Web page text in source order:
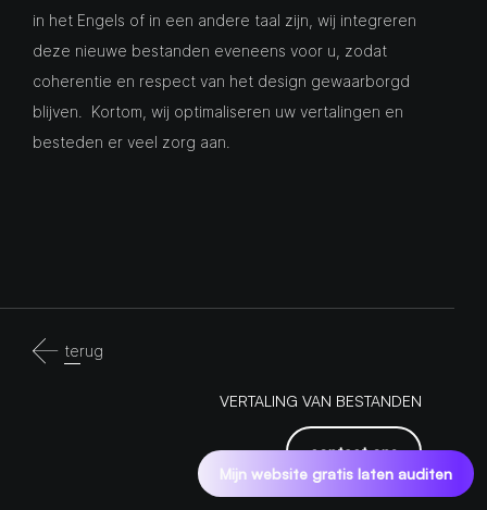
in het Engels of in een andere taal zijn, wij integreren
deze nieuwe bestanden eveneens voor u, zodat
coherentie en respect van het design gewaarborgd
blijven. Kortom, wij optimaliseren uw vertalingen en
besteden er veel zorg aan.
terug
contact ons
VERTALING VAN BESTANDEN
Mijn website gratis laten auditen